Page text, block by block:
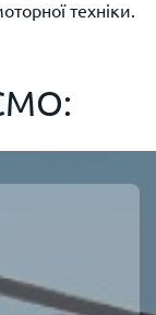
техніки.